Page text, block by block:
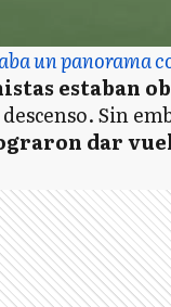
un panorama
estaban
Sin
dar